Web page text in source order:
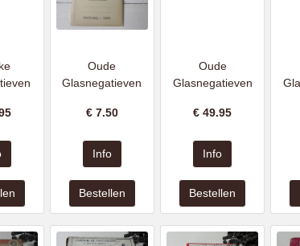
Oude
Glasnegatieven
€ 7.50
Oude
Glasnegatieven
€49.95